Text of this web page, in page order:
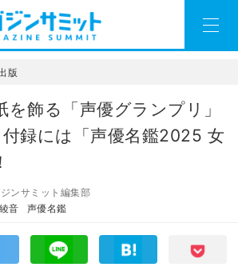
版
を飾る「声優グランプリ」
録には「声優名鑑2025 女
ンサミット編集部
音 声優名鑑